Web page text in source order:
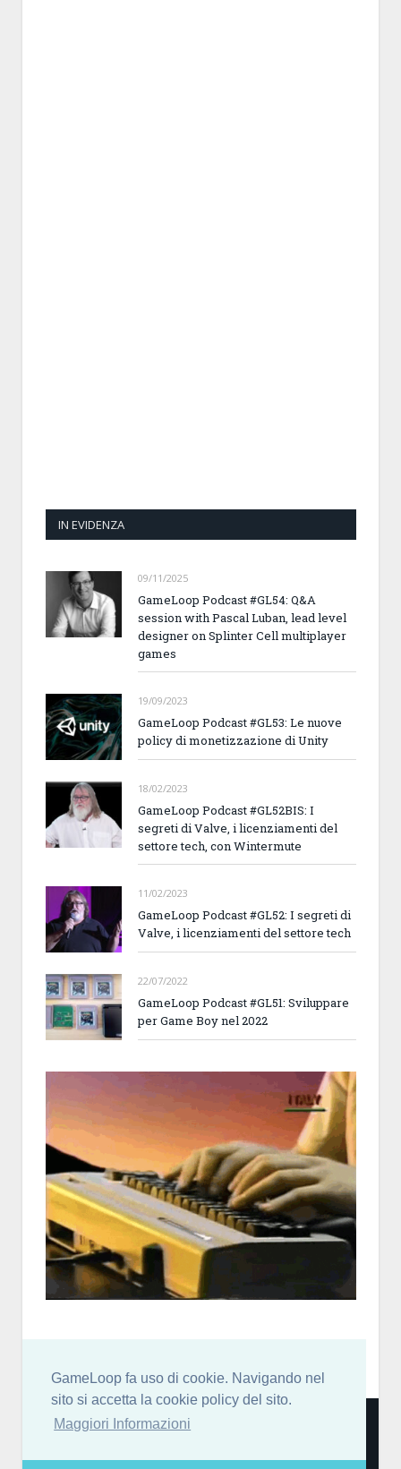
GameLoop fa uso di cookie. Navigando nel
sito si accetta la cookie policy del sito.
Maggiori Informazioni
IN EVIDENZA
09/11/2025
GameLoop Podcast #GL54: Q&A
session with Pascal Luban, lead level
designer on Splinter Cell multiplayer
games
19/09/2023
GameLoop Podcast #GL53: Le nuove
policy di monetizzazione di Unity
18/02/2023
GameLoop Podcast #GL52BIS: I
segreti di Valve, i licenziamenti del
settore tech, con Wintermute
11/02/2023
GameLoop Podcast #GL52: I segreti di
Valve, i licenziamenti del settore tech
22/07/2022
GameLoop Podcast #GL51: Sviluppare
per Game Boy nel 2022
Community italiana per sviluppatori di videogiochi: news,
blog, forum, chat discord, risorse, guide, tutorial e molto